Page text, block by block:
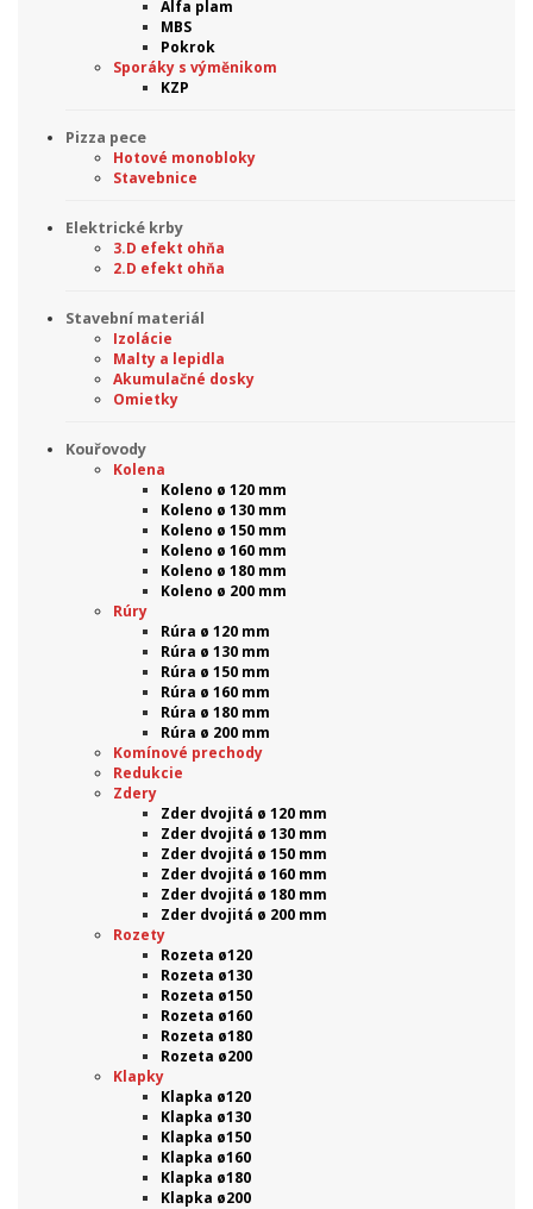
Alfa plam
MBS
Pokrok
Sporáky s výměnikom
KZP
Pizza pece
Hotové monobloky
Stavebnice
Elektrické krby
3.D efekt ohňa
2.D efekt ohňa
Stavební materiál
Izolácie
Malty a lepidla
Akumulačné dosky
Omietky
Kouřovody
Kolena
Koleno ø 120 mm
Koleno ø 130 mm
Koleno ø 150 mm
Koleno ø 160 mm
Koleno ø 180 mm
Koleno ø 200 mm
Rúry
Rúra ø 120 mm
Rúra ø 130 mm
Rúra ø 150 mm
Rúra ø 160 mm
Rúra ø 180 mm
Rúra ø 200 mm
Komínové prechody
Redukcie
Zdery
Zder dvojitá ø 120 mm
Zder dvojitá ø 130 mm
Zder dvojitá ø 150 mm
Zder dvojitá ø 160 mm
Zder dvojitá ø 180 mm
Zder dvojitá ø 200 mm
Rozety
Rozeta ø120
Rozeta ø130
Rozeta ø150
Rozeta ø160
Rozeta ø180
Rozeta ø200
Klapky
Klapka ø120
Klapka ø130
Klapka ø150
Klapka ø160
Klapka ø180
Klapka ø200